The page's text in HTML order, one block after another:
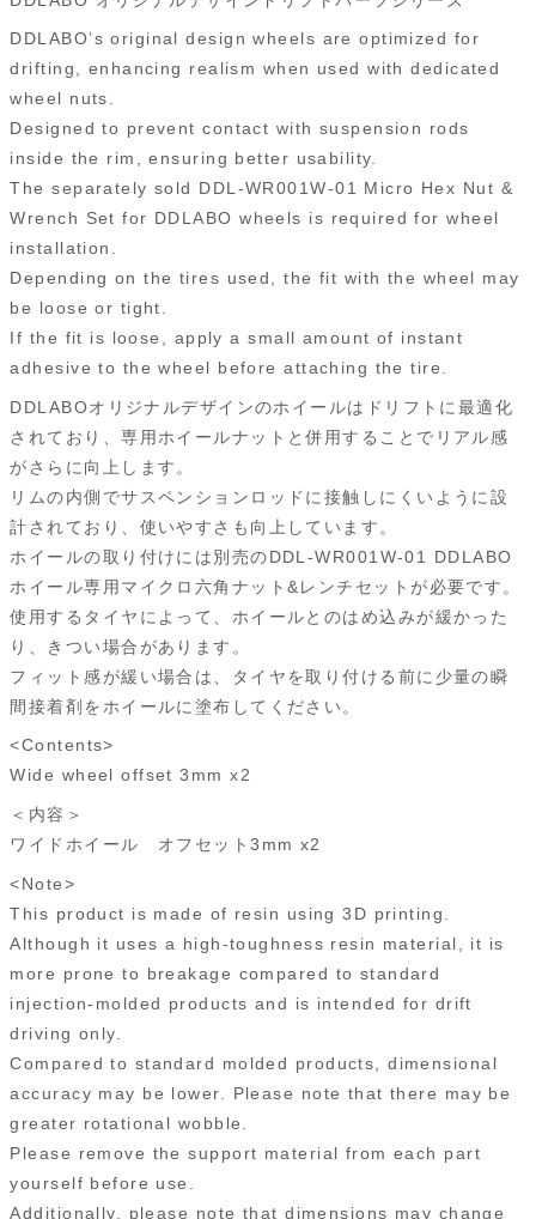
W3
個
o
k
y e
DDLABO’s original design wheels are optimized for
drifting, enhancing realism when used with dedicated
wheel nuts.
Designed to prevent contact with suspension rods
inside the rim, ensuring better usability.
The separately sold DDL-WR001W-01 Micro Hex Nut &
Wrench Set for DDLABO wheels is required for wheel
installation.
Depending on the tires used, the fit with the wheel may
be loose or tight.
If the fit is loose, apply a small amount of instant
adhesive to the wheel before attaching the tire.
DDLABOオリジナルデザインのホイールはドリフトに最適化
されており、専用ホイールナットと併用することでリアル感
がさらに向上します。
リムの内側でサスペンションロッドに接触しにくいように設
計されており、使いやすさも向上しています。
ホイールの取り付けには別売のDDL-WR001W-01 DDLABO
ホイール専用マイクロ六角ナット&レンチセットが必要です。
使用するタイヤによって、ホイールとのはめ込みが緩かった
り、きつい場合があります。
フィット感が緩い場合は、タイヤを取り付ける前に少量の瞬
間接着剤をホイールに塗布してください。
<Contents>
Wide wheel offset 3mm x2
＜内容＞
ワイドホイール オフセット3mm x2
<Note>
This product is made of resin using 3D printing.
Although it uses a high-toughness resin material, it is
more prone to breakage compared to standard
injection-molded products and is intended for drift
driving only.
Compared to standard molded products, dimensional
accuracy may be lower. Please note that there may be
greater rotational wobble.
Please remove the support material from each part
yourself before use.
Additionally, please note that dimensions may change